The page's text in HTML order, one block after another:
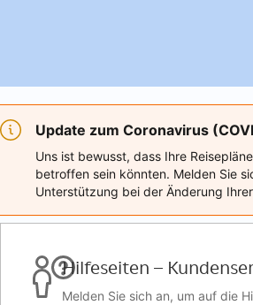
Update zum Coronavirus
Uns ist bewusst, dass Ihre
betroffen sein könnten. Melden Sie
Unterstützung bei der Änderung
Hilfeseiten –
Melden Sie sich an, um auf die